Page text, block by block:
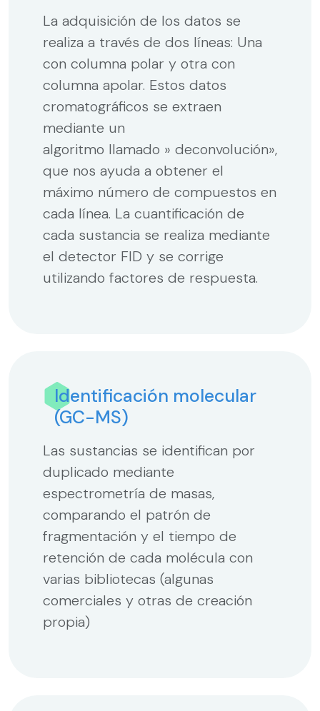
La adquisición de los datos se
realiza a través de dos líneas: Una
con columna polar y otra con
columna apolar. Estos datos
cromatográficos se extraen
mediante un
algoritmo llamado » deconvolución»,
que nos ayuda a obtener el
máximo número de compuestos en
cada línea. La cuantificación de
cada sustancia se realiza mediante
el detector FID y se corrige
utilizando factores de respuesta.
Identificación molecular
(GC-MS)
Las sustancias se identifican por
duplicado mediante
espectrometría de masas,
comparando el patrón de
fragmentación y el tiempo de
retención de cada molécula con
varias bibliotecas (algunas
comerciales y otras de creación
propia)